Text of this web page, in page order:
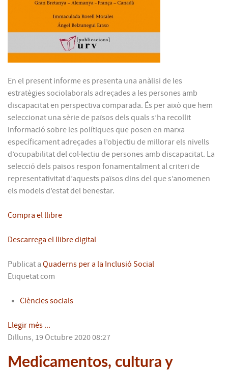
En el present informe es presenta una anàlisi de les
estratègies sociolaborals adreçades a les persones amb
discapacitat en perspectiva comparada. És per això que hem
seleccionat una sèrie de països dels quals s’ha recollit
informació sobre les polítiques que posen en marxa
específicament adreçades a l’objectiu de millorar els nivells
d’ocupabilitat del col·lectiu de persones amb discapacitat. La
selecció dels països respon fonamentalment al criteri de
representativitat d’aquests països dins del que s’anomenen
els models d’estat del benestar.
Compra el llibre
Descarrega el llibre digital
Publicat a Quaderns per a la Inclusió Social
Etiquetat com
Ciències socials
Llegir més ...
Dilluns, 19 Octubre 2020 08:27
Medicamentos, cultura y